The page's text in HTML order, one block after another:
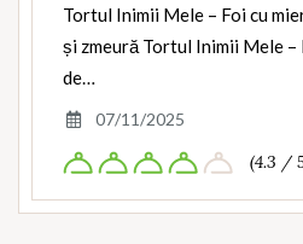
Tortul Inimii Mele – Foi cu
și zmeură Tortul Inimii Mele –
de…
07/11/2025
(4.3 /